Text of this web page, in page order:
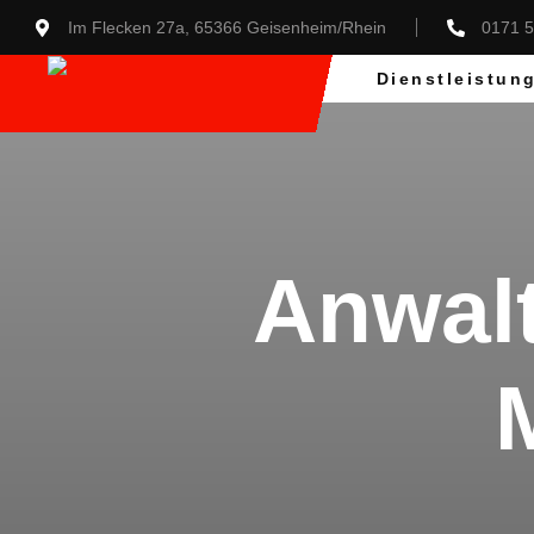
Im Flecken 27a, 65366 Geisenheim/Rhein 0171